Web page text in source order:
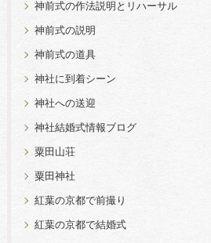
神前式の作法説明とリハーサル
神前式の説明
神前式の道具
神社に到着シーン
神社への送迎
神社結婚式情報ブログ
粟田山荘
粟田神社
紅葉の京都で前撮り
紅葉の京都で結婚式